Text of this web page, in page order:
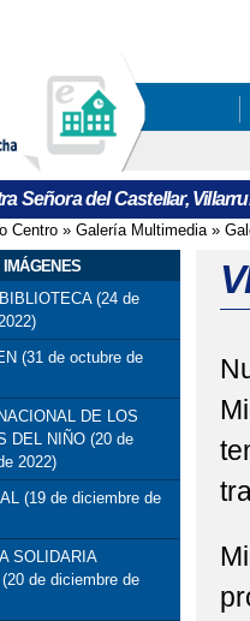
Señora del Castellar,
usted
Centro » Galería Multimedia»
(24 de
(31 de octubre de
DE LOS
DEL NIÑO (20 de
2022)
(19 de diciembre de
SOLIDARIA
de diciembre de